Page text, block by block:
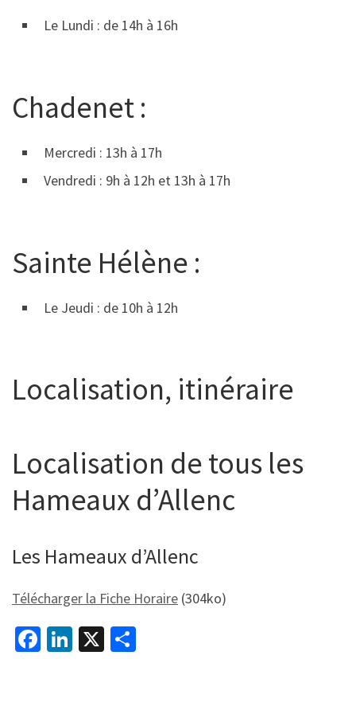
Le Lundi : de 14h à 16h
Chadenet :
Mercredi : 13h à 17h
Vendredi : 9h à 12h et 13h à 17h
Sainte Hélène :
Le Jeudi : de 10h à 12h
Localisation, itinéraire
Localisation de tous les
Hameaux d’Allenc
Les Hameaux d’Allenc
Télécharger la Fiche Horaire (304ko)
Fa Li X